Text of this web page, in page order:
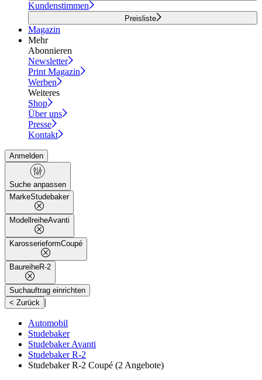
Kundenstimmen
Preisliste
Magazin
Mehr
Abonnieren
Newsletter
Print Magazin
Werben
Weiteres
Shop
Über uns
Presse
Kontakt
Anmelden
Suche anpassen
MarkeStudebaker
ModellreiheAvanti
KarosserieformCoupé
BaureiheR-2
Suchauftrag einrichten
< Zurück |
Automobil
Studebaker
Studebaker Avanti
Studebaker R-2
Studebaker R-2 Coupé (2 Angebote)